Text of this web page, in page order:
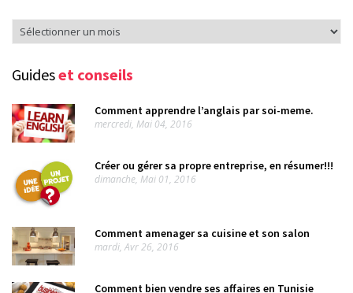
Rechercher
dans
Guideset conseils
Comment apprendre l’anglais par soi-meme.
mercredi, Mai 04, 2016
Créer ou gérer sa propre entreprise, en résumer!!!
dimanche, Mai 01, 2016
Comment amenager sa cuisine et son salon
mardi, Avr 26, 2016
Comment bien vendre ses affaires en Tunisie